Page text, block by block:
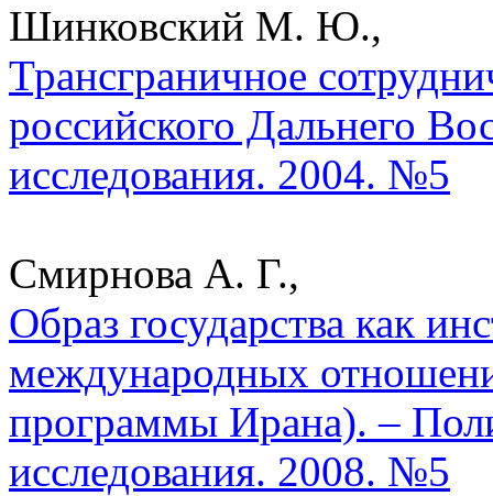
Шинковский М. Ю.,
Трансграничное
российского Дальнего
исследования. 2004. №5
Смирнова А. Г.,
Образ государства как
международных
программы Ирана). –
исследования. 2008. №5